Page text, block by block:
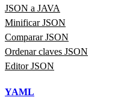
JSON a JAVA
Minificar JSON
Comparar JSON
Ordenar claves JSON
Editor JSON
YAML